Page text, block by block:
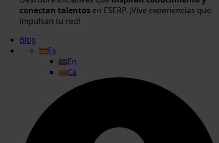
conectan talentos en ESERP. ¡Vive experiencias que
impulsan tu red!
Blog
Es
En
Ca